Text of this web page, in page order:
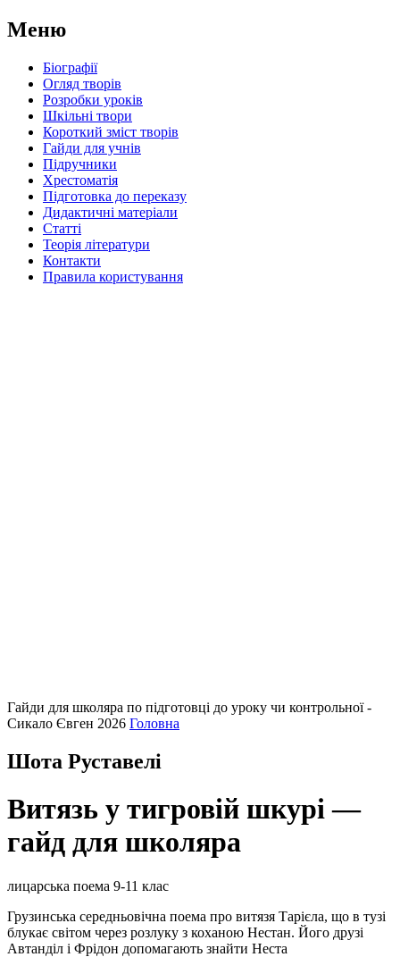
Меню
Біографії
Огляд творів
Розробки уроків
Шкільні твори
Короткий зміст творів
Гайди для учнів
Підручники
Хрестоматія
Підготовка до переказу
Дидактичні матеріали
Статті
Теорія літератури
Контакти
Правила користування
Гайди для школяра по підготовці до уроку чи контрольної -
Сикало Євген 2026 Головна
Шота Руставелі
Витязь у тигровій шкурі —
гайд для школяра
лицарська поема 9-11 клас
Грузинська середньовічна поема про витязя Тарієла, що в тузі
блукає світом через розлуку з коханою Нестан. Його друзі
Автанділ і Фрідон допомагають знайти Неста